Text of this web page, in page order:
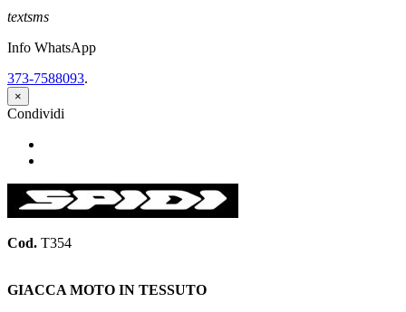
textsms
Info WhatsApp
373-7588093.
×
Condividi
Cod. T354
GIACCA MOTO IN TESSUTO